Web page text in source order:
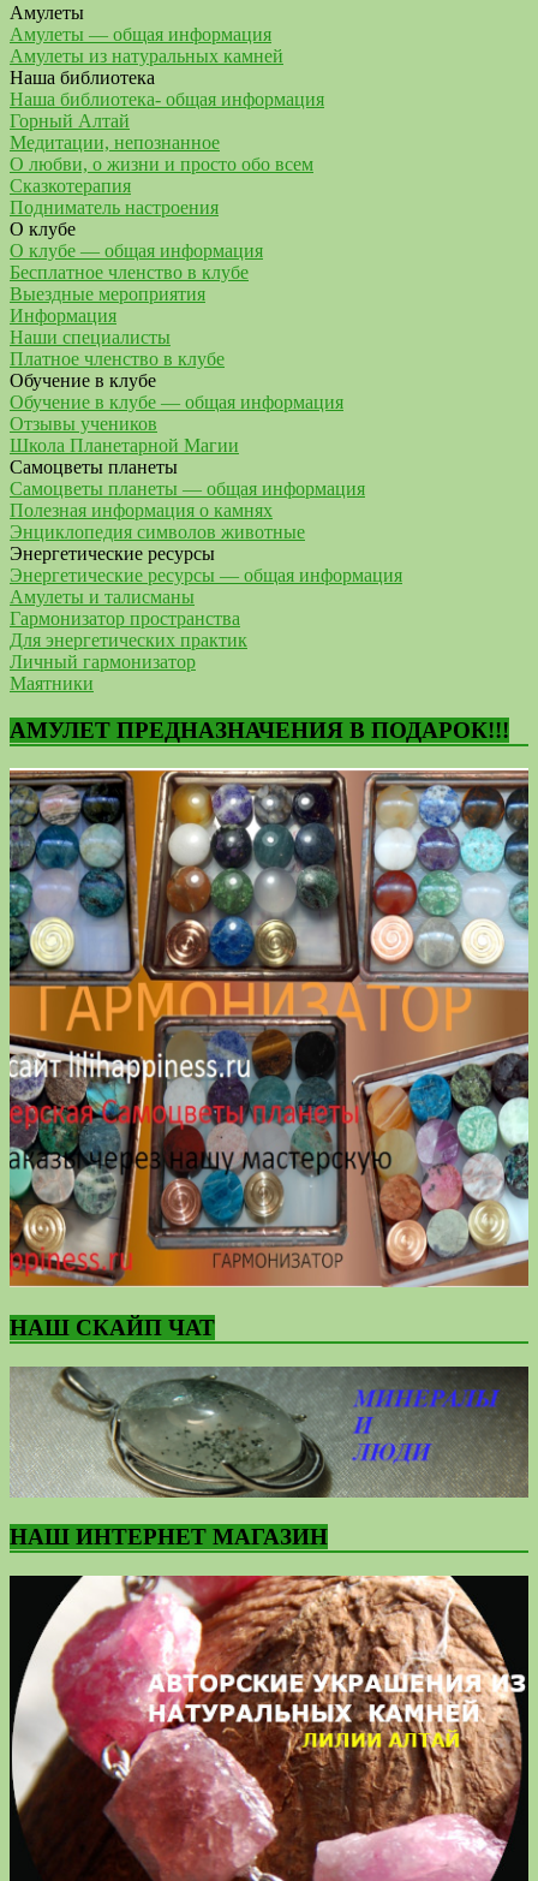
Амулеты
Амулеты — общая информация
Амулеты из натуральных камней
Наша библиотека
Наша библиотека- общая информация
Горный Алтай
Медитации, непознанное
О любви, о жизни и просто обо всем
Сказкотерапия
Подниматель настроения
О клубе
О клубе — общая информация
Бесплатное членство в клубе
Выездные мероприятия
Информация
Наши специалисты
Платное членство в клубе
Обучение в клубе
Обучение в клубе — общая информация
Отзывы учеников
Школа Планетарной Магии
Самоцветы планеты
Самоцветы планеты — общая информация
Полезная информация о камнях
Энциклопедия символов животные
Энергетические ресурсы
Энергетические ресурсы — общая информация
Амулеты и талисманы
Гармонизатор пространства
Для энергетических практик
Личный гармонизатор
Маятники
АМУЛЕТ ПРЕДНАЗНАЧЕНИЯ В ПОДАРОК!!!
НАШ СКАЙП ЧАТ
НАШ ИНТЕРНЕТ МАГАЗИН